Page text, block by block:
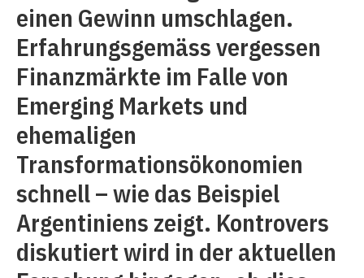
einen Gewinn umschlagen.
Erfahrungsgemäss vergessen
Finanzmärkte im Falle von
Emerging Markets und
ehemaligen
Transformationsökonomien
schnell – wie das Beispiel
Argentiniens zeigt. Kontrovers
diskutiert wird in der aktuellen